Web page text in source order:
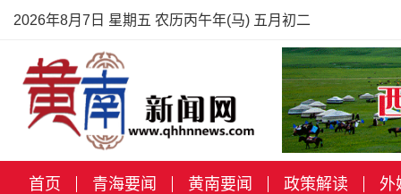
2026年8月7日 星期五 农历丙午年(马) 五月初二
首页 青海要闻 黄南要闻 政策解读 外